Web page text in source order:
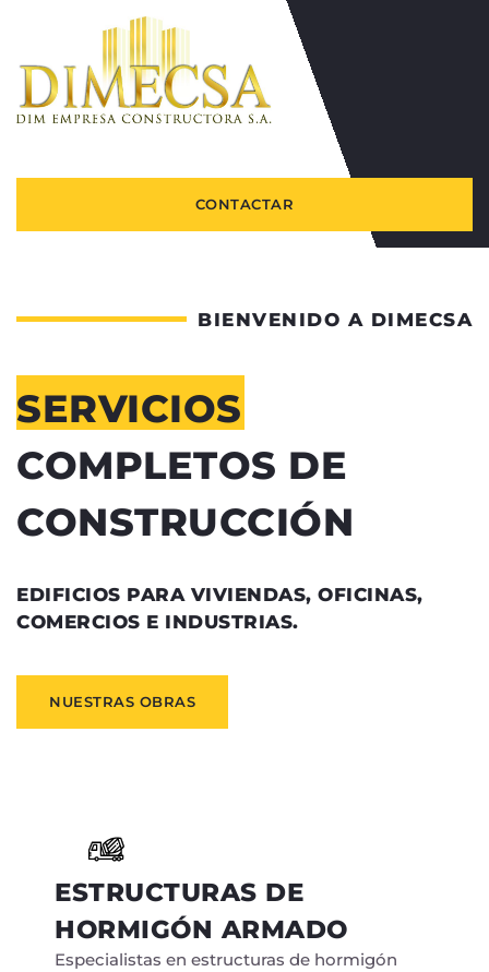
CONTACTAR
BIENVENIDO A DIMECSA
SERVICIOS
COMPLETOS DE
CONSTRUCCIÓN
EDIFICIOS PARA VIVIENDAS, OFICINAS,
COMERCIOS E INDUSTRIAS.
NUESTRAS OBRAS
ESTRUCTURAS DE
HORMIGÓN ARMADO
Especialistas en estructuras de hormigón